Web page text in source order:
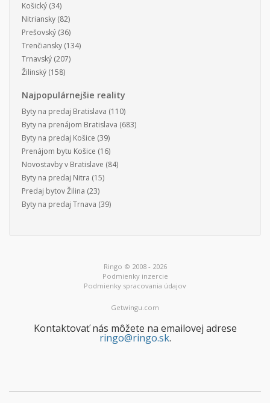
Košický (34)
Nitriansky (82)
Prešovský (36)
Trenčiansky (134)
Trnavský (207)
Žilinský (158)
Najpopulárnejšie reality
Byty na predaj Bratislava (110)
Byty na prenájom Bratislava (683)
Byty na predaj Košice (39)
Prenájom bytu Košice (16)
Novostavby v Bratislave (84)
Byty na predaj Nitra (15)
Predaj bytov Žilina (23)
Byty na predaj Trnava (39)
Ringo © 2008 - 2026
Podmienky inzercie
Podmienky spracovania údajov
Getwingu.com
Kontaktovať nás môžete na emailovej adrese
ringo@ringo.sk.